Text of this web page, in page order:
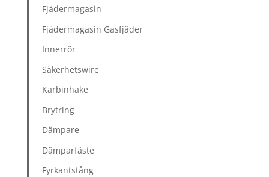
Fjädermagasin
Fjädermagasin Gasfjäder
Innerrör
Säkerhetswire
Karbinhake
Brytring
Dämpare
Dämparfäste
Fyrkantstång